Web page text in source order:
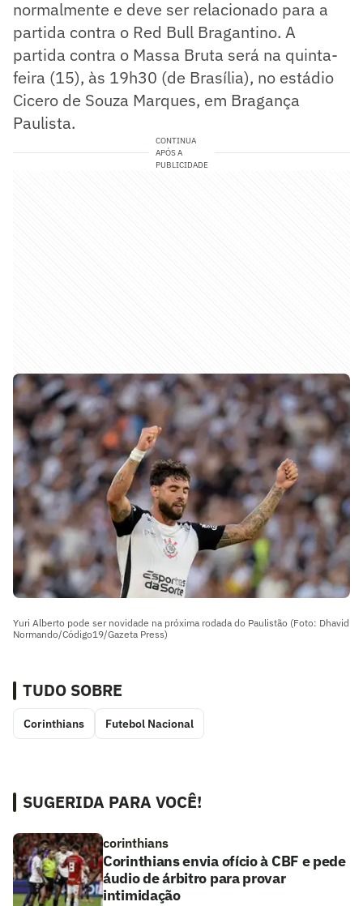
normalmente e deve ser relacionado para a
partida contra o Red Bull Bragantino. A
partida contra o Massa Bruta será na quinta-
feira (15), às 19h30 (de Brasília), no estádio
Cicero de Souza Marques, em Bragança
Paulista.
CONTINUA
APÓS A
PUBLICIDADE
Yuri Alberto pode ser novidade na próxima rodada do Paulistão (Foto: Dhavid
Normando/Código19/Gazeta Press)
TUDO SOBRE
Corinthians Futebol Nacional
SUGERIDA PARA VOCÊ!
corinthians
Corinthians envia ofício à CBF e pede
áudio de árbitro para provar
intimidação